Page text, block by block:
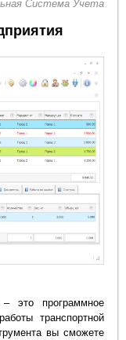
Система Учета
это программное
транспортной
вы сможете